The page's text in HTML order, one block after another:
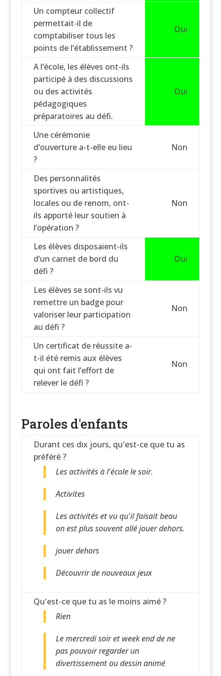
Un compteur collectif
permettait-il de
comptabiliser tous les
points de l’établissement ?
Oui
A l’école, les élèves ont-ils
participé à des discussions
ou des activités
pédagogiques
préparatoires au défi.
Oui
Une cérémonie
d’ouverture a-t-elle eu lieu
?
Non
Des personnalités
sportives ou artistiques,
locales ou de renom, ont-
ils apporté leur soutien à
l’opération ?
Non
Les élèves disposaient-ils
d’un carnet de bord du
défi ?
Oui
Les élèves se sont-ils vu
remettre un badge pour
valoriser leur participation
au défi ?
Non
Un certificat de réussite a-
t-il été remis aux élèves
qui ont fait l’effort de
relever le défi ?
Non
Paroles d'enfants
Durant ces dix jours, qu'est-ce que tu as
préféré ?
Les activités à l'école le soir.
Activites
Les activités et vu qu'il faisait beau
on est plus souvent allé jouer dehors.
jouer dehors
Découvrir de nouveaux jeux
Qu'est-ce que tu as le moins aimé ?
Rien
Le mercredi soir et week end de ne
pas pouvoir regarder un
divertissement ou dessin animé